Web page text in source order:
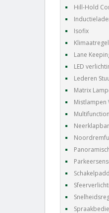
Hill-Hold
Isofix
Lane
LED
Lederen
Matrix
Mistlampen